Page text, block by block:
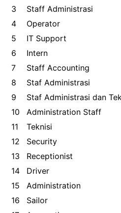
3
Staff Administrasi
4
Operator
5
IT Support
6
Intern
7
Staff Accounting
8
Staf Administrasi
9
Staf Administrasi dan
10
Administration Staff
11
Teknisi
12
Security
13
Receptionist
14
Driver
15
Administration
16
Sailor